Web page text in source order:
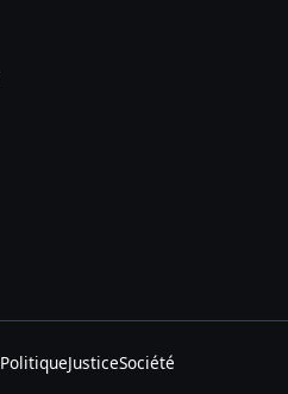
PolitiqueJusticeSociété